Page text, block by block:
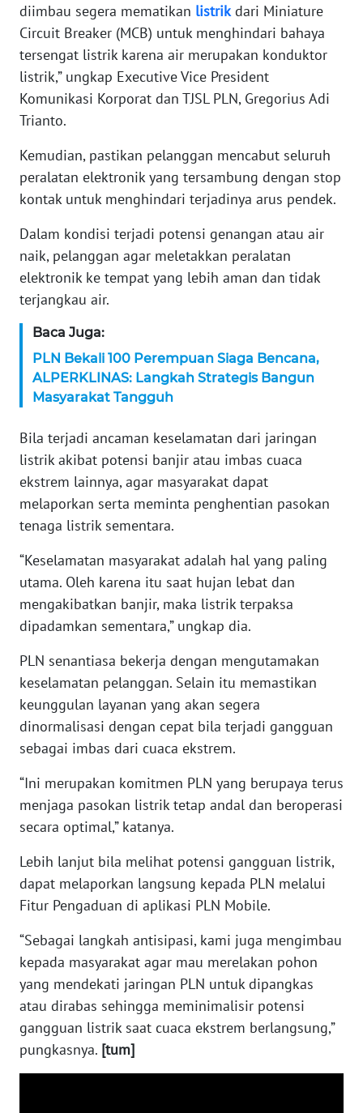
diimbau segera mematikan listrikdari Miniature
Circuit Breaker (MCB) untuk menghindari bahaya
tersengat listrik karena air merupakan konduktor
listrik,” ungkap Executive Vice President
Komunikasi Korporat dan TJSL PLN, Gregorius Adi
Trianto.
Kemudian, pastikan pelanggan mencabut seluruh
peralatan elektronik yang tersambung dengan stop
kontak untuk menghindari terjadinya arus pendek.
Dalam kondisi terjadi potensi genangan atau air
naik, pelanggan agar meletakkan peralatan
elektronik ke tempat yang lebih aman dan tidak
terjangkau air.
Baca Juga:
PLN Bekali 100 Perempuan Siaga Bencana,
ALPERKLINAS: Langkah Strategis Bangun
Masyarakat Tangguh
Bila terjadi ancaman keselamatan dari jaringan
listrik akibat potensi banjir atau imbas cuaca
ekstrem lainnya, agar masyarakat dapat
melaporkan serta meminta penghentian pasokan
tenaga listrik sementara.
“Keselamatan masyarakat adalah hal yang paling
utama. Oleh karena itu saat hujan lebat dan
mengakibatkan banjir, maka listrik terpaksa
dipadamkan sementara,” ungkap dia.
PLN senantiasa bekerja dengan mengutamakan
keselamatan pelanggan. Selain itu memastikan
keunggulan layanan yang akan segera
dinormalisasi dengan cepat bila terjadi gangguan
sebagai imbas dari cuaca ekstrem.
“Ini merupakan komitmen PLN yang berupaya terus
menjaga pasokan listrik tetap andal dan beroperasi
secara optimal,” katanya.
Lebih lanjut bila melihat potensi gangguan listrik,
dapat melaporkan langsung kepada PLN melalui
Fitur Pengaduan di aplikasi PLN Mobile.
“Sebagai langkah antisipasi, kami juga mengimbau
kepada masyarakat agar mau merelakan pohon
yang mendekati jaringan PLN untuk dipangkas
atau dirabas sehingga meminimalisir potensi
gangguan listrik saat cuaca ekstrem berlangsung,”
pungkasnya. [tum]
WN
NTT
WN
PAPUA
WN
PAPUA
BARAT
RIAU
WN
WN
JAMBI
WN
WN
NTB
SULTENG
WN
SULBAR
BABEL
WN
WN
SUMSEL
WN
BENGKULU
WN
LAMPUNG